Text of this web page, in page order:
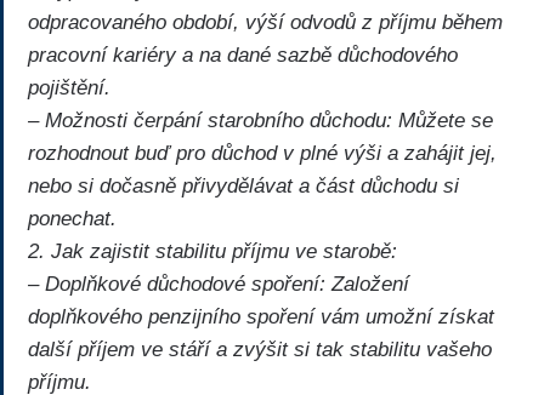
odpracovaného období, výší odvodů z příjmu během
pracovní kariéry a na dané sazbě důchodového
pojištění.
– Možnosti čerpání starobního důchodu: Můžete se
rozhodnout buď pro důchod v plné výši a zahájit jej,
nebo si dočasně přivydělávat a část důchodu si
ponechat.
2. Jak zajistit stabilitu příjmu ve starobě:
– Doplňkové důchodové spoření: Založení
doplňkového penzijního spoření vám umožní získat
další příjem ve stáří a zvýšit si tak stabilitu vašeho
příjmu.